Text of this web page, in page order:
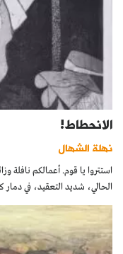
الانحطاط!
نهلة الشهال
استتروا يا قوم. أعمالكم نافلة
الحالي، شديد التعقيد، في دمار